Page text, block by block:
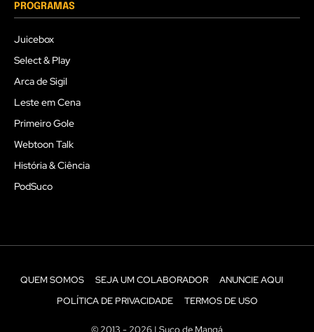
PROGRAMAS
Juicebox
Select & Play
Arca de Sigil
Leste em Cena
Primeiro Gole
Webtoon Talk
História & Ciência
PodSuco
QUEM SOMOS SEJA UM COLABORADOR
ANUNCIE AQUI
POLÍTICA DE PRIVACIDADE
TERMOS DE USO
© 2013 - 2026 | Suco de Mangá